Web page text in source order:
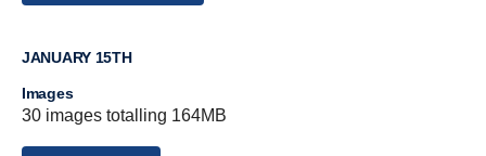
JANUARY 15TH
Images
30 images totalling 164MB